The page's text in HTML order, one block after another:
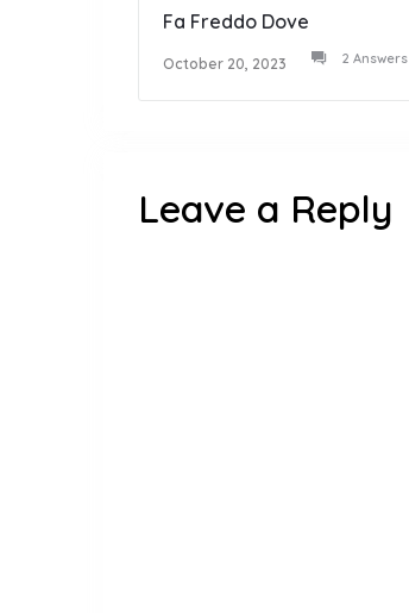
Fa Freddo Dove
October 20, 2023 2 Answers
Leave a Reply